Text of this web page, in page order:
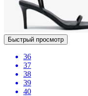
Быстрый просмотр
36
37
38
39
40